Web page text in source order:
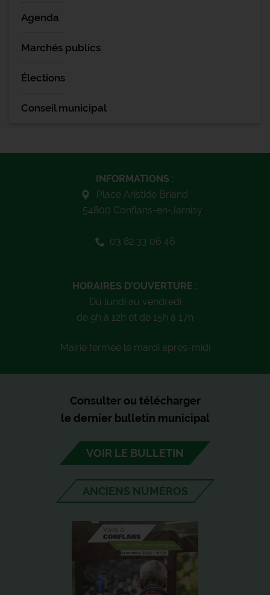
Agenda
Marchés publics
Élections
Conseil municipal
INFORMATIONS :
Place Aristide Briand
54800 Conflans-en-Jarnisy
03 82 33 06 46
HORAIRES D'OUVERTURE :
Du lundi au vendredi
de 9h à 12h et de 15h à 17h
Mairie fermée le mardi après-midi
Consulter ou télécharger
le dernier bulletin municipal
VOIR LE BULLETIN
ANCIENS NUMÉROS